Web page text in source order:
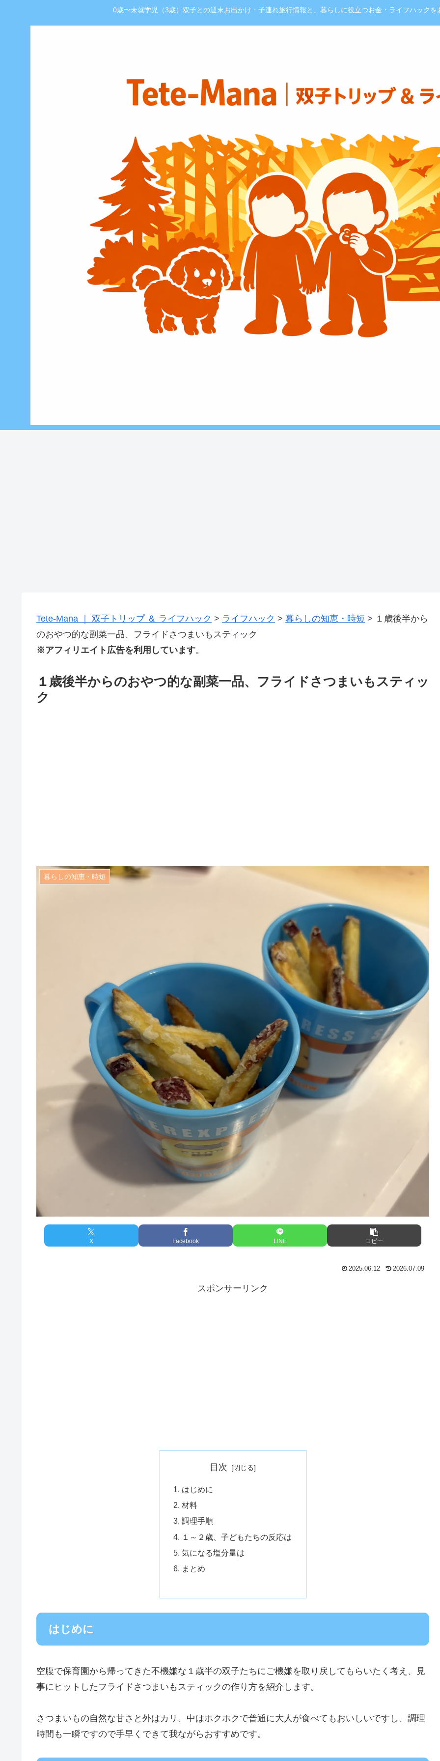
0歳〜未就学児（3歳）双子との週末お出かけ・子連れ旅行情報と、暮らしに役立つお金・ライフハックを
Tete-Mana ｜ 双子トリップ ＆ ライフハック > ライフハック > 暮らしの知恵・時短 > １歳後半から
のおやつ的な副菜一品、フライドさつまいもスティック
※アフィリエイト広告を利用しています。
１歳後半からのおやつ的な副菜一品、フライドさつまいもスティッ
ク
暮らしの知恵・時短
X Facebook LINE コピー
2025.06.12 2026.07.09
スポンサーリンク
目次
はじめに
材料
調理手順
１～２歳、子どもたちの反応は
気になる塩分量は
まとめ
はじめに
空腹で保育園から帰ってきた不機嫌な１歳半の双子たちにご機嫌を取り戻してもらいたく考え、見
事にヒットしたフライドさつまいもスティックの作り方を紹介します。
さつまいもの自然な甘さと外はカリ、中はホクホクで普通に大人が食べてもおいしいですし、調理
時間も一瞬ですので手早くできて我ながらおすすめです。